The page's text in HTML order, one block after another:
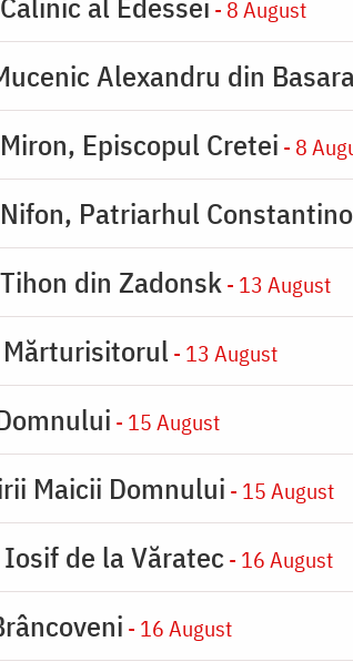
- 8 August
Alexandru din
Episcopul Cretei - 8
Patriarhul
din Zadonsk - 13 August
- 13 August
- 15 August
Maicii Domnului - 15 August
de la Văratec - 16 August
- 16 August